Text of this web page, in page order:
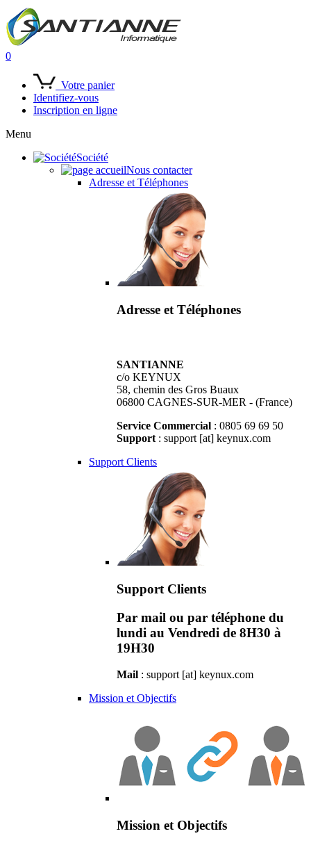
0
Votre panier
Identifiez-vous
Inscription en ligne
Menu
Société
Nous contacter
Adresse et Téléphones
Adresse et Téléphones
SANTIANNE
c/o KEYNUX
58, chemin des Gros Buaux
06800 CAGNES-SUR-MER - (France)
Service Commercial : 0805 69 69 50
Support : support [at] keynux.com
Support Clients
Support Clients
Par mail ou par téléphone du
lundi au Vendredi de 8H30 à
19H30
Mail : support [at] keynux.com
Mission et Objectifs
Mission et Objectifs